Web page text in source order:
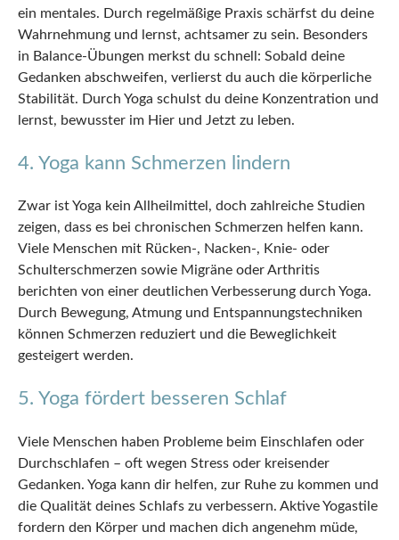
ein mentales. Durch regelmäßige Praxis schärfst du deine
Wahrnehmung und lernst, achtsamer zu sein. Besonders
in Balance-Übungen merkst du schnell: Sobald deine
Gedanken abschweifen, verlierst du auch die körperliche
Stabilität. Durch Yoga schulst du deine Konzentration und
lernst, bewusster im Hier und Jetzt zu leben.
4. Yoga kann Schmerzen lindern
Zwar ist Yoga kein Allheilmittel, doch zahlreiche Studien
zeigen, dass es bei chronischen Schmerzen helfen kann.
Viele Menschen mit Rücken-, Nacken-, Knie- oder
Schulterschmerzen sowie Migräne oder Arthritis
berichten von einer deutlichen Verbesserung durch Yoga.
Durch Bewegung, Atmung und Entspannungstechniken
können Schmerzen reduziert und die Beweglichkeit
gesteigert werden.
5. Yoga fördert besseren Schlaf
Viele Menschen haben Probleme beim Einschlafen oder
Durchschlafen – oft wegen Stress oder kreisender
Gedanken. Yoga kann dir helfen, zur Ruhe zu kommen und
die Qualität deines Schlafs zu verbessern. Aktive Yogastile
fordern den Körper und machen dich angenehm müde,